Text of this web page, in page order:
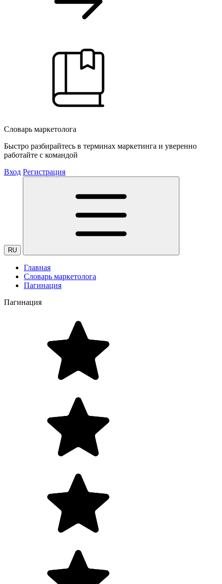
Словарь маркетолога
Быстро разбирайтесь в терминах маркетинга и уверенно
работайте с командой
Вход Регистрация
RU
Главная
Словарь маркетолога
Пагинация
Пагинация